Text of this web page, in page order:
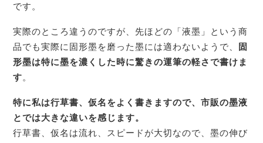
です。
実際のところ違うのですが、先ほどの「液墨」という商
品でも実際に固形墨を磨った墨には適わないようで、
固
形墨は特に墨を濃くした時に驚きの運筆の軽さで書けま
す。
特に私は行草書、仮名をよく書きますので、市販の墨液
とでは大きな違いを感じます。
行草書、仮名は流れ、スピードが大切なので、墨の伸び